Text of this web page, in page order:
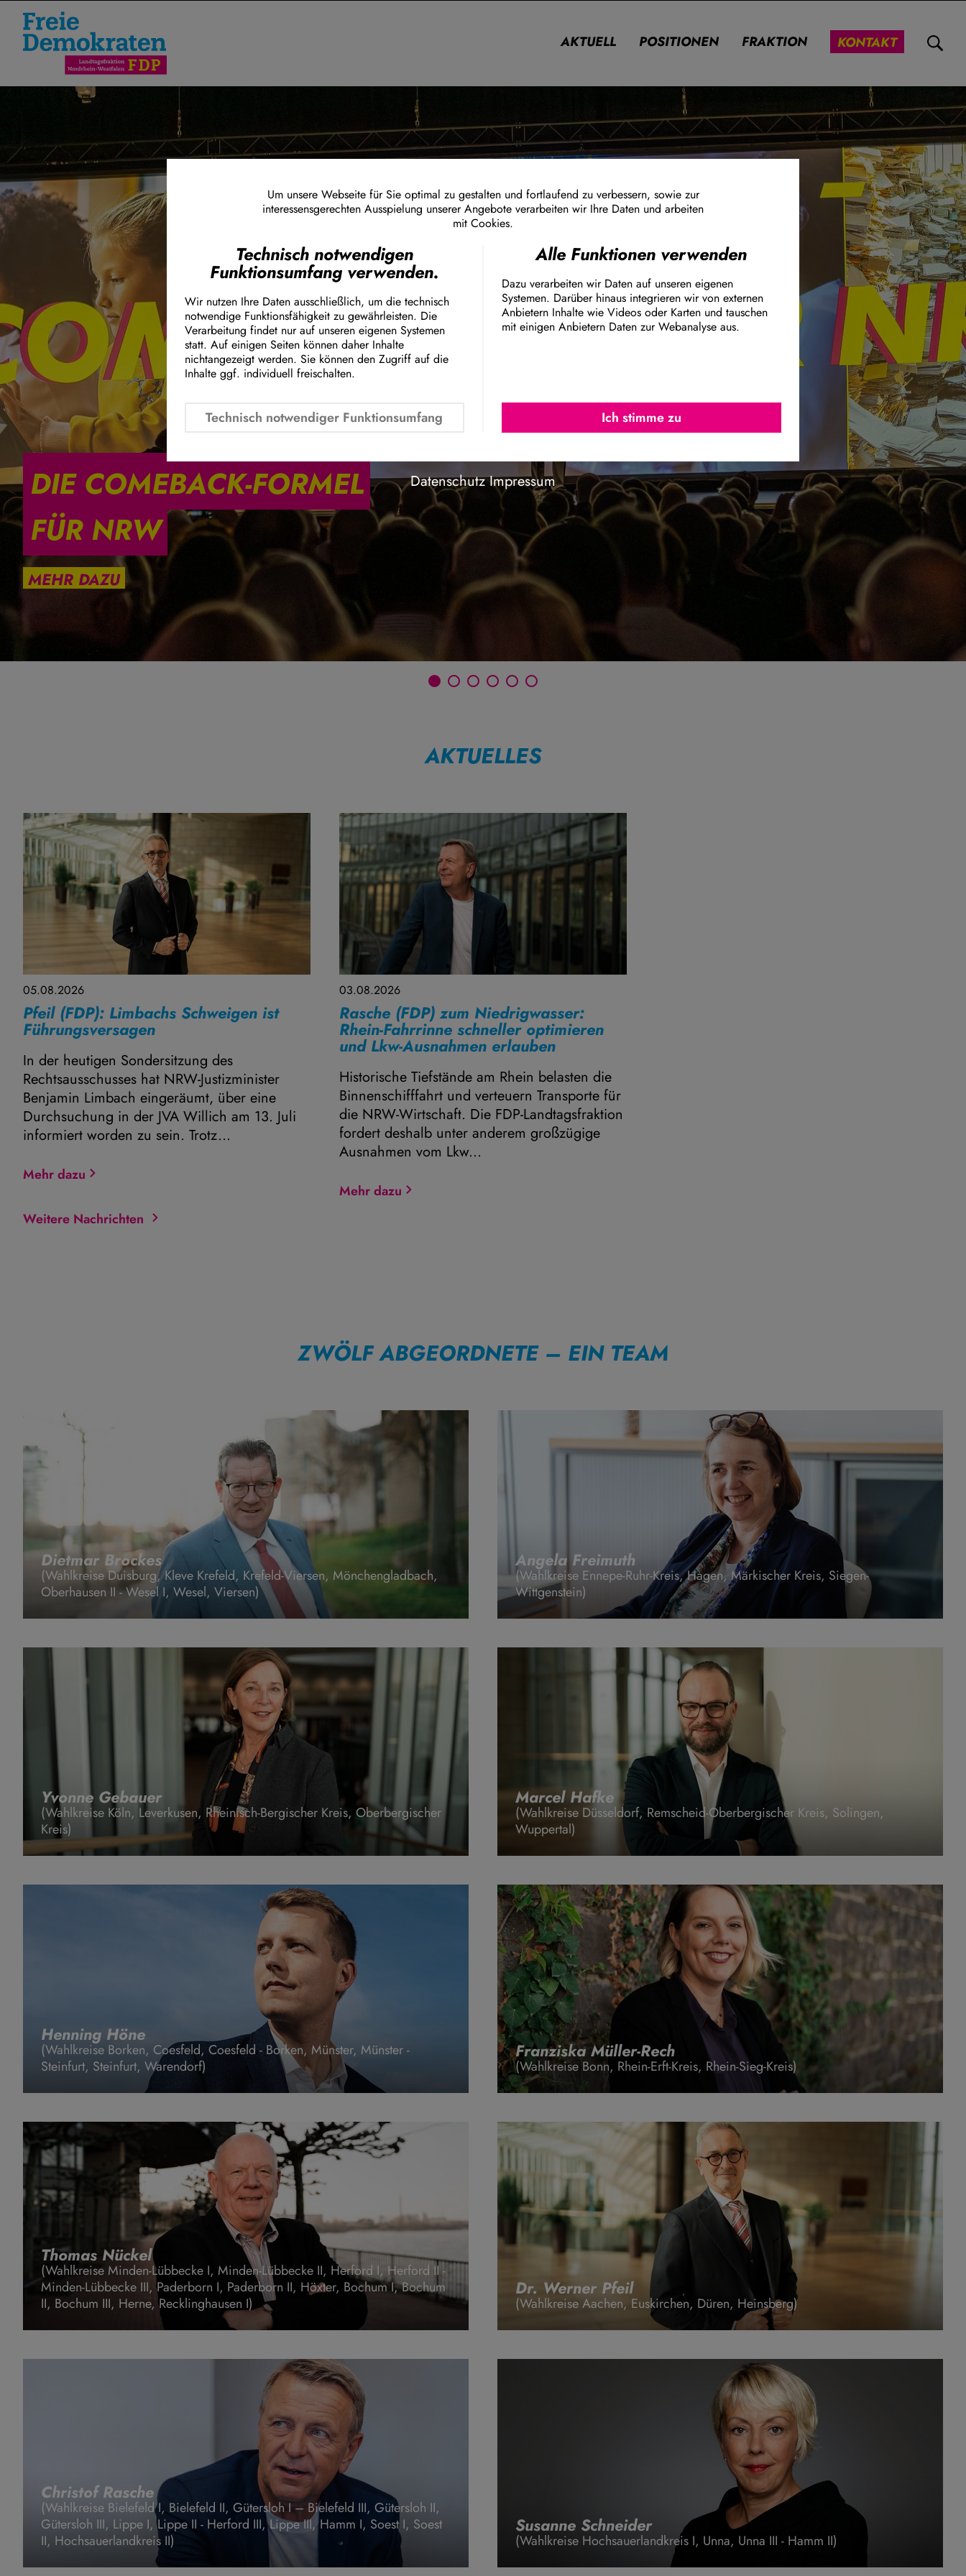
Direkt zum Inhalt
AKTUELL POSITIONEN FRAKTION KONTAKT
FDP im Landtag Nordrhein-Westfalen
DIE COMEBACK-FORMEL
FÜR NRW
MEHR DAZU
AKTUELLES
05.08.2026
Pfeil (FDP): Limbachs Schweigen ist
Führungsversagen
In der heutigen Sondersitzung des
Rechtsausschusses hat NRW-Justizminister
Benjamin Limbach eingeräumt, über eine
Durchsuchung in der JVA Willich am 13. Juli
informiert worden zu sein. Trotz...
Mehr dazu
03.08.2026
Rasche (FDP) zum Niedrigwasser:
Rhein-Fahrrinne schneller optimieren
und Lkw-Ausnahmen erlauben
Historische Tiefstände am Rhein belasten die
Binnenschifffahrt und verteuern Transporte für
die NRW-Wirtschaft. Die FDP-Landtagsfraktion
fordert deshalb unter anderem großzügige
Ausnahmen vom Lkw...
Mehr dazu
Weitere Nachrichten
ZWÖLF ABGEORDNETE – EIN TEAM
Dietmar Brockes
(Wahlkreise Duisburg, Kleve Krefeld, Krefeld-Viersen, Mönchengladbach,
Oberhausen II - Wesel I, Wesel, Viersen)
Angela Freimuth
(Wahlkreise Ennepe-Ruhr-Kreis, Hagen, Märkischer Kreis, Siegen-
Wittgenstein)
Yvonne Gebauer
(Wahlkreise Köln, Leverkusen, Rheinisch-Bergischer Kreis, Oberbergischer
Kreis)
Marcel Hafke
(Wahlkreise Düsseldorf, Remscheid-Oberbergischer Kreis, Solingen,
Wuppertal)
Henning Höne
(Wahlkreise Borken, Coesfeld, Coesfeld - Borken, Münster, Münster -
Steinfurt, Steinfurt, Warendorf)
Franziska Müller-Rech
(Wahlkreise Bonn, Rhein-Erft-Kreis, Rhein-Sieg-Kreis)
Thomas Nückel
(Wahlkreise Minden-Lübbecke I, Minden-Lübbecke II, Herford I, Herford II -
Minden-Lübbecke III, Paderborn I, Paderborn II, Höxter, Bochum I, Bochum
II, Bochum III, Herne, Recklinghausen I)
Dr. Werner Pfeil
(Wahlkreise Aachen, Euskirchen, Düren, Heinsberg)
Christof Rasche
(Wahlkreise Bielefeld I, Bielefeld II, Gütersloh I – Bielefeld III, Gütersloh II,
Gütersloh III, Lippe I, Lippe II - Herford III, Lippe III, Hamm I, Soest I, Soest
II, Hochsauerlandkreis II)
Susanne Schneider
(Wahlkreise Hochsauerlandkreis I, Unna, Unna III - Hamm II)
Um unsere Webseite für Sie optimal zu gestalten und fortlaufend zu verbessern, sowie zur
interessensgerechten Ausspielung unserer Angebote verarbeiten wir Ihre Daten und arbeiten
mit Cookies.
Technisch notwendigen
Funktionsumfang verwenden.
Wir nutzen Ihre Daten ausschließlich, um die technisch
notwendige Funktionsfähigkeit zu gewährleisten. Die
Verarbeitung findet nur auf unseren eigenen Systemen
statt. Auf einigen Seiten können daher Inhalte
nichtangezeigt werden. Sie können den Zugriff auf die
Inhalte ggf. individuell freischalten.
Technisch notwendiger Funktionsumfang
Alle Funktionen verwenden
Dazu verarbeiten wir Daten auf unseren eigenen
Systemen. Darüber hinaus integrieren wir von externen
Anbietern Inhalte wie Videos oder Karten und tauschen
mit einigen Anbietern Daten zur Webanalyse aus.
Facebook Embed / Facebook Connect
Twitter Embed
Instagram Embed
Youtube Embed
Google Maps Embed
Ich stimme zu
Ich stimme zu
Datenschutz Impressum